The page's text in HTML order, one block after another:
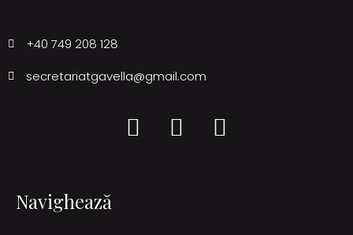
+40 749 208 128
secretariatgavella@gmail.com
Navighează